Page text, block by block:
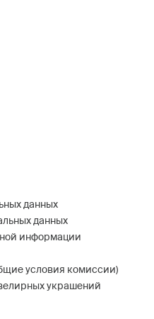
данных
данных
информации
условия комиссии)
украшений